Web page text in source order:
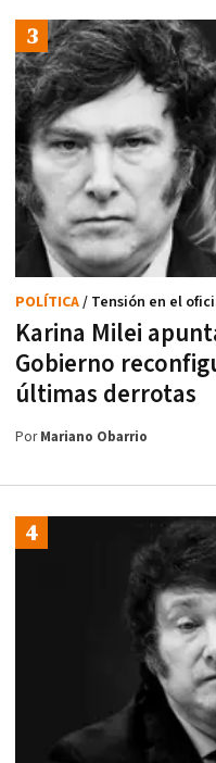
Karina Milei
Gobierno
últimas derrotas
POLÍTICA/ Tensión en el
PorMariano Obarrio